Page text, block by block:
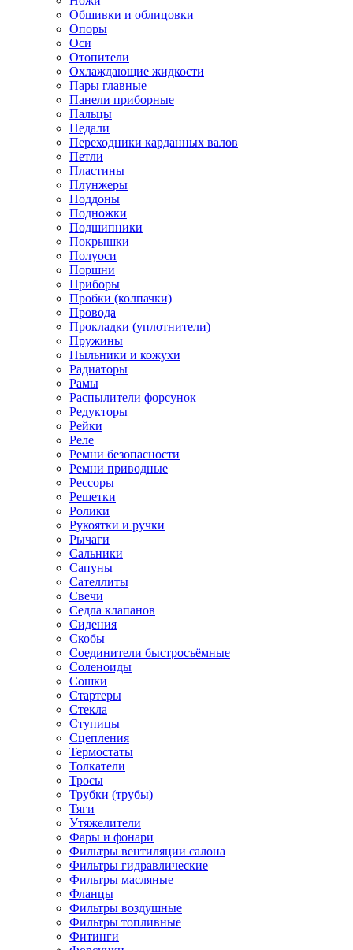
Обшивки и облицовки
Опоры
Оси
Отопители
Охлаждающие жидкости
Пары главные
Панели приборные
Пальцы
Педали
Переходники карданных валов
Петли
Пластины
Плунжеры
Поддоны
Подножки
Подшипники
Покрышки
Полуоси
Поршни
Приборы
Пробки (колпачки)
Провода
Прокладки (уплотнители)
Пружины
Пыльники и кожухи
Радиаторы
Рамы
Распылители форсунок
Редукторы
Рейки
Реле
Ремни безопасности
Ремни приводные
Рессоры
Решетки
Ролики
Рукоятки и ручки
Рычаги
Сальники
Сапуны
Сателлиты
Свечи
Седла клапанов
Сидения
Скобы
Соединители быстросъёмные
Соленоиды
Сошки
Стартеры
Стекла
Ступицы
Сцепления
Термостаты
Толкатели
Тросы
Трубки (трубы)
Тяги
Утяжелители
Фары и фонари
Фильтры вентиляции салона
Фильтры гидравлические
Фильтры масляные
Фланцы
Фильтры воздушные
Фильтры топливные
Фитинги